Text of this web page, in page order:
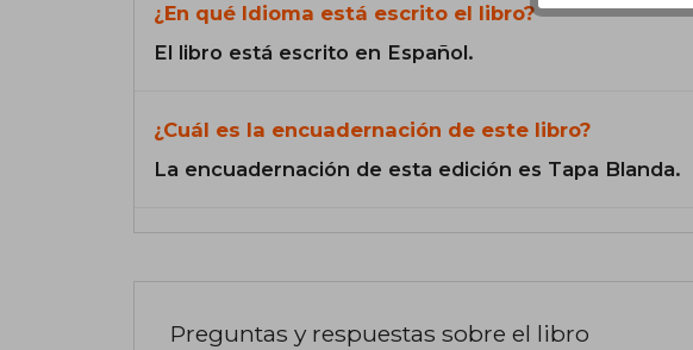
¿En qué Idioma está escrito el libro?
El libro está escrito en Español.
¿Cuál es la encuadernación de este libro?
La encuadernación de esta edición es Tapa Blanda.
Preguntas y respuestas sobre el libro